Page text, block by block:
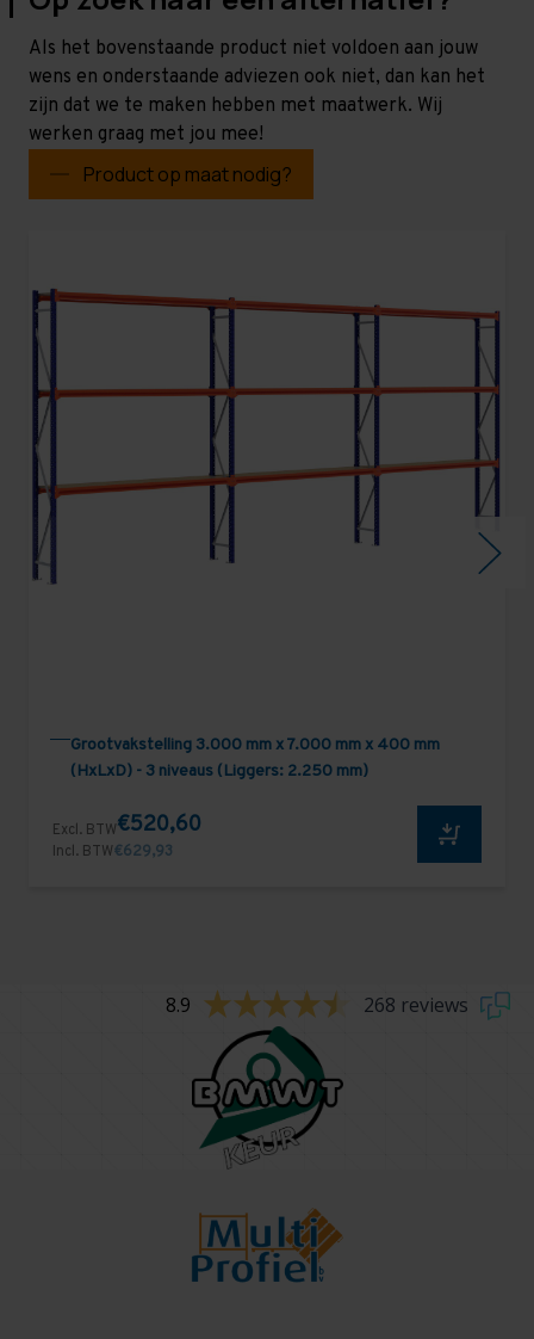
Als het bovenstaande product niet voldoen aan jouw
wens en onderstaande adviezen ook niet, dan kan het
zijn dat we te maken hebben met maatwerk. Wij
werken graag met jou mee!
Product op maat nodig?
Grootvakstelling 3.000 mm x 7.000 mm x 400 mm
(HxLxD) - 3 niveaus (Liggers: 2.250 mm)
Excl. BTW€520,60
Incl. BTW€629,93
8.9 268 reviews